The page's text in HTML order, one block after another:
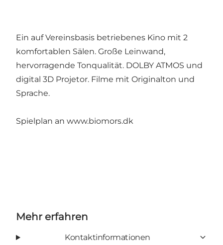
Ein auf Vereinsbasis betriebenes Kino mit 2
komfortablen Sälen. Große Leinwand,
hervorragende Tonqualität. DOLBY ATMOS und
digital 3D Projetor. Filme mit Originalton und
Sprache.
Spielplan an www.biomors.dk
Mehr erfahren
Kontaktinformationen